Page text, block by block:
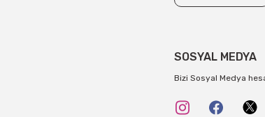
SOSYAL MEDYA
Bizi Sosyal Medya